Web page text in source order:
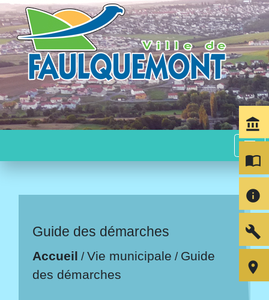
menu
Guide des démarches
Accueil /Vie municipale / Guide
des démarches
account_balance
import_contacts
info
build
room